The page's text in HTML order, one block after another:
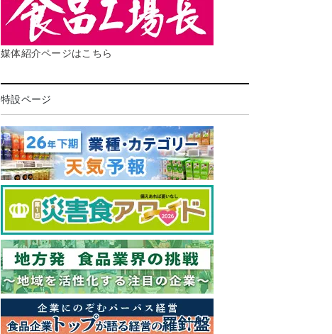
媒体紹介ページはこちら
特設ページ